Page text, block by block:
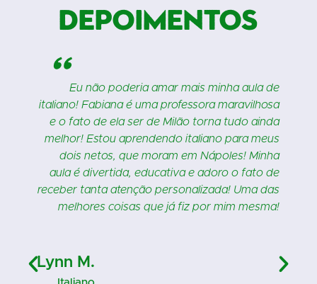
Depoimentos
" Eu não poderia amar mais minha aula de
italiano! Fabiana é uma professora maravilhosa
e o fato de ela ser de Milão torna tudo ainda
melhor! Estou aprendendo italiano para meus
dois netos, que moram em Nápoles! Minha
aula é divertida, educativa e adoro o fato de
receber tanta atenção personalizada! Uma das
melhores coisas que já fiz por mim mesma!
Lynn M.